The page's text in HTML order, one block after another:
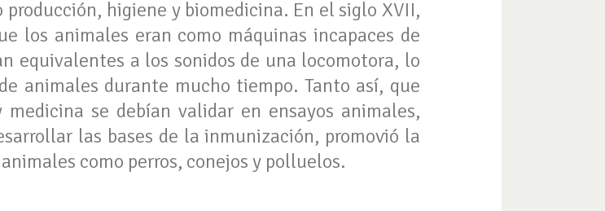
higiene y biomedicina. En el siglo XVII,
los animales eran como máquinas incapaces de
equivalentes a los sonidos de una locomotora, lo
animales durante mucho tiempo. Tanto así, que
se debían validar en ensayos animales,
las bases de la inmunización, promovió la
como perros, conejos y polluelos.